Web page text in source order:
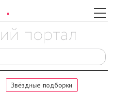
Звёздные подборки